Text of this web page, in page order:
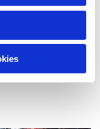
nedrivninger mv.
containere til
samt på